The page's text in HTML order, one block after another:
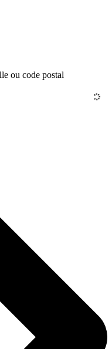
ou code postal